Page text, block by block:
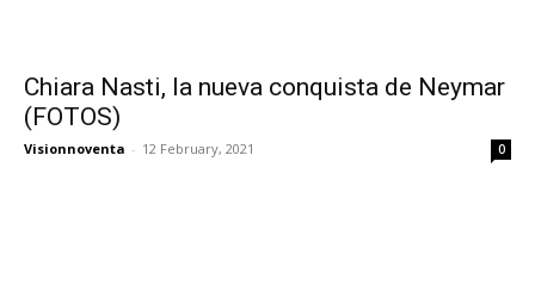
Chiara Nasti, la nueva conquista de Neymar
(FOTOS)
Visionnoventa - 12 February, 2021 0